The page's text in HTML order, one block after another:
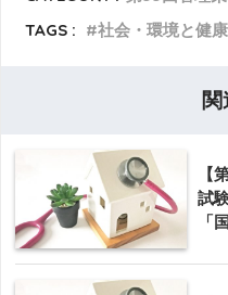
TAGS :
社会・環境と健康
【
試
「